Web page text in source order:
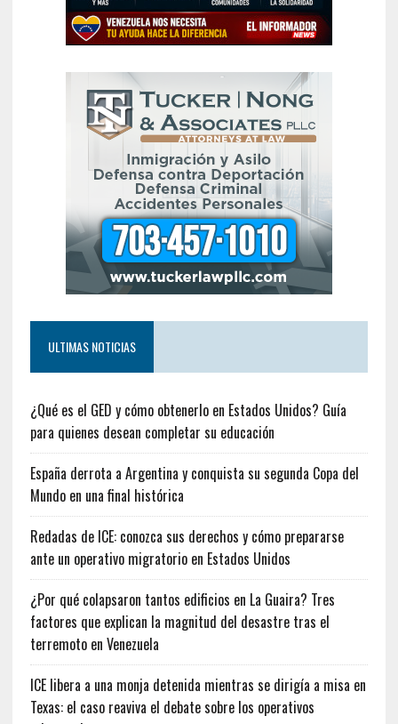
ULTIMAS NOTICIAS
¿Qué es el GED y cómo obtenerlo en Estados Unidos? Guía
para quienes desean completar su educación
España derrota a Argentina y conquista su segunda Copa del
Mundo en una final histórica
Redadas de ICE: conozca sus derechos y cómo prepararse
ante un operativo migratorio en Estados Unidos
¿Por qué colapsaron tantos edificios en La Guaira? Tres
factores que explican la magnitud del desastre tras el
terremoto en Venezuela
ICE libera a una monja detenida mientras se dirigía a misa en
Texas: el caso reaviva el debate sobre los operativos